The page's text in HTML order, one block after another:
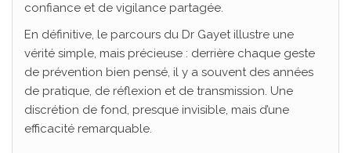
confiance et de vigilance partagée.
En définitive, le parcours du Dr Gayet illustre une
vérité simple, mais précieuse : derrière chaque geste
de prévention bien pensé, il y a souvent des années
de pratique, de réflexion et de transmission. Une
discrétion de fond, presque invisible, mais d’une
efficacité remarquable.